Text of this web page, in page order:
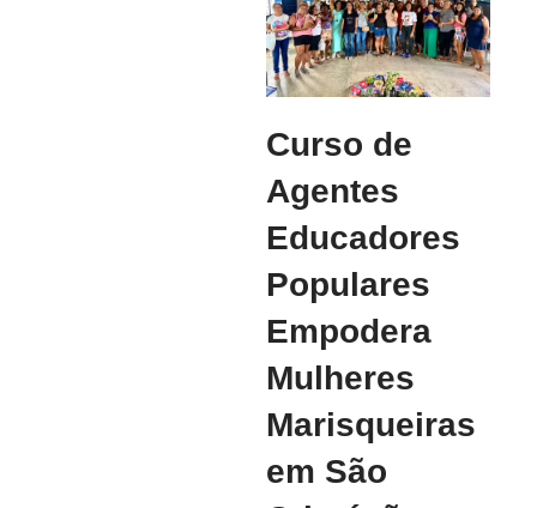
Curso de
Agentes
Educadores
Populares
Empodera
Mulheres
Marisqueiras
em São